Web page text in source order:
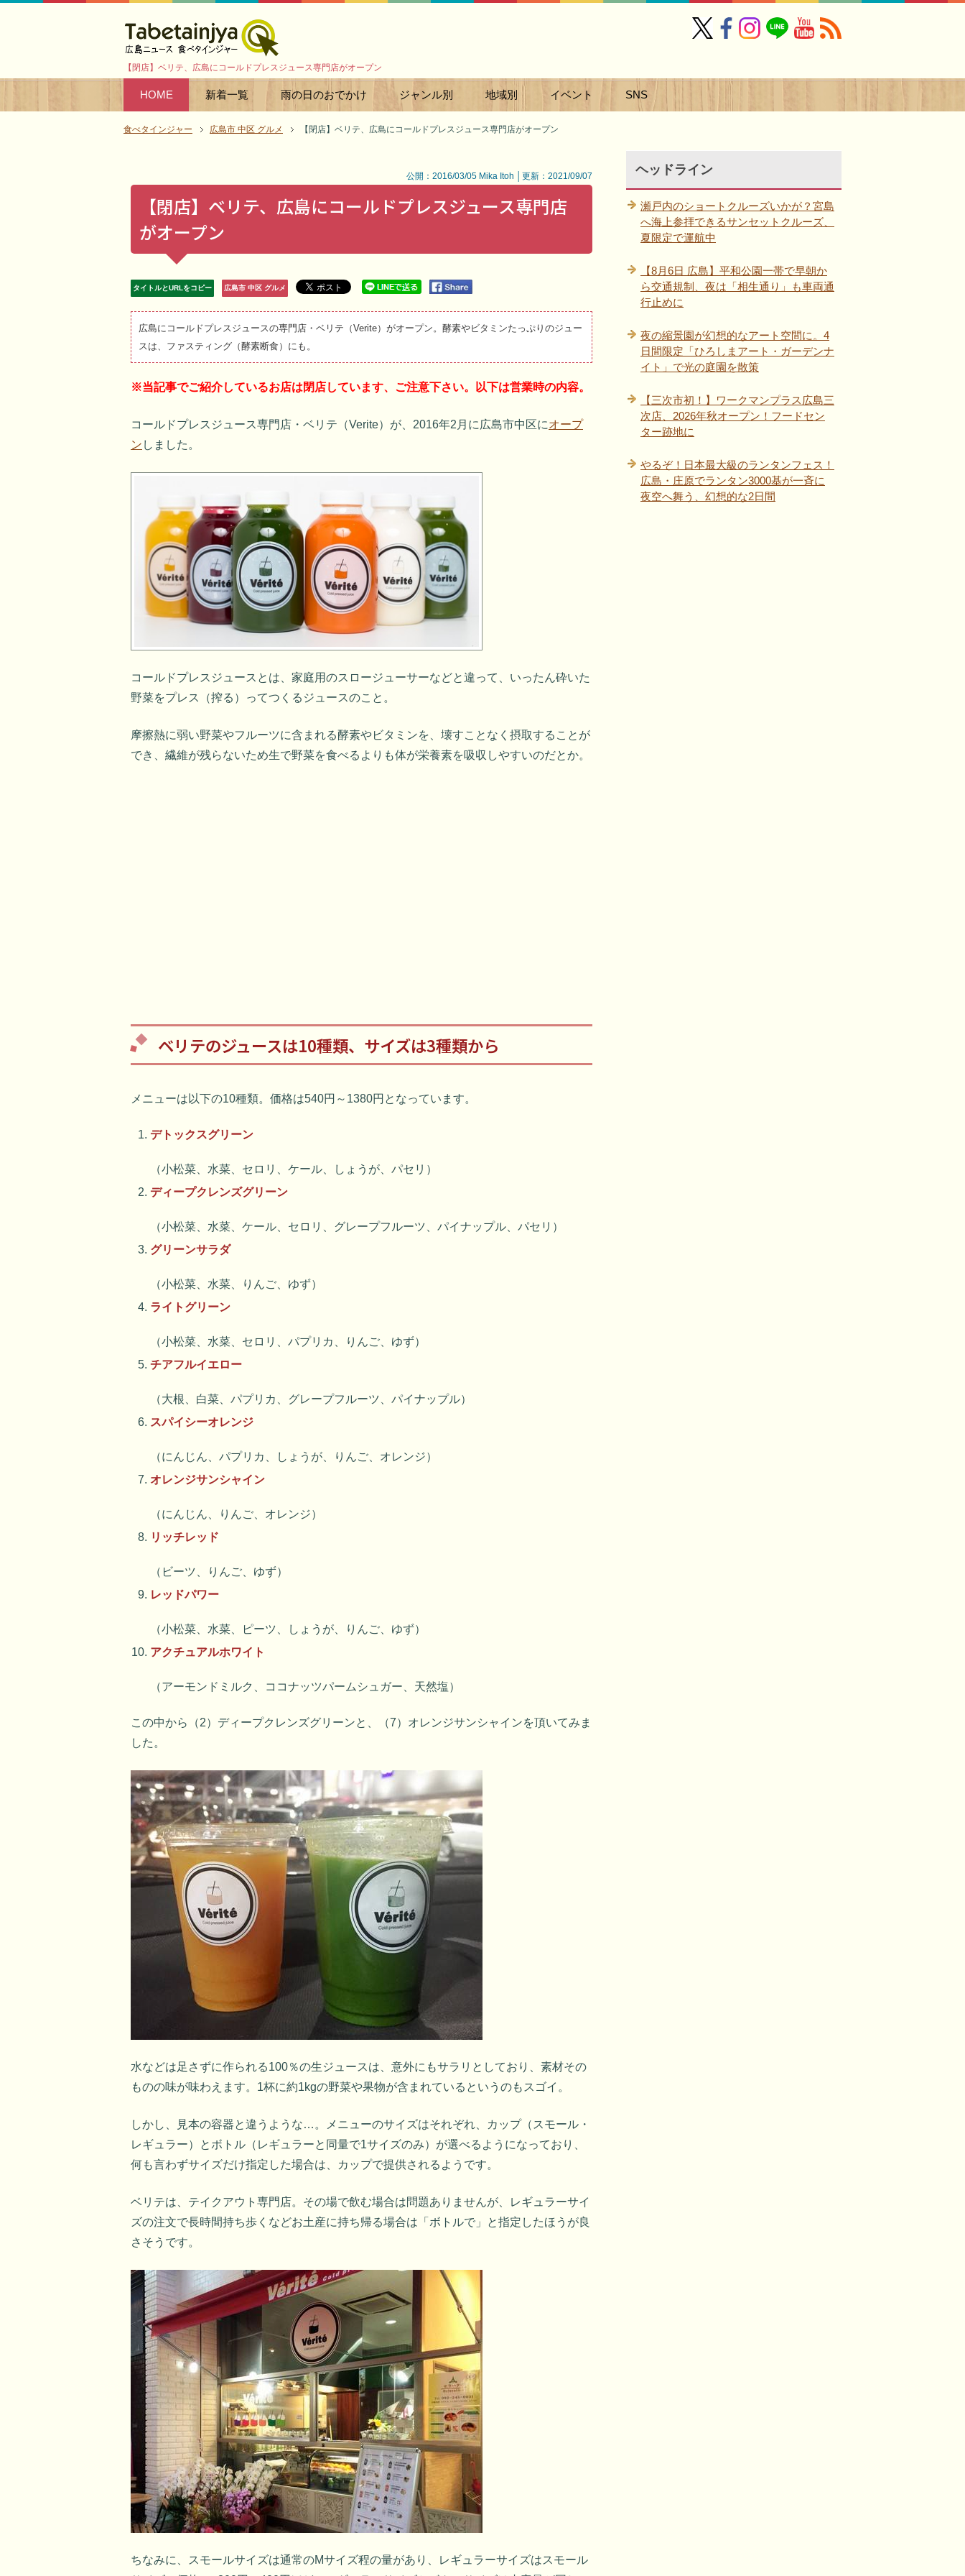
【閉店】ベリテ、広島にコールドプレスジュース専門店がオープン
HOME 新着一覧 雨の日のおでかけ ジャンル別 地域別 イベント SNS
食べタインジャー 広島市 中区 グルメ 【閉店】ベリテ、広島にコールドプレスジュース専門店がオープン
公開：2016/03/05 Mika Itoh │更新：2021/09/07
【閉店】ベリテ、広島にコールドプレスジュース専門店
がオープン
タイトルとURLをコピー 広島市 中区 グルメ
広島にコールドプレスジュースの専門店・ベリテ（Verite）がオープン。酵素やビタミンたっぷりのジュー
スは、ファスティング（酵素断食）にも。
※当記事でご紹介しているお店は閉店しています、ご注意下さい。以下は営業時の内容。
コールドプレスジュース専門店・ベリテ（Verite）が、2016年2月に広島市中区にオープ
ン しました。
コールドプレスジュースとは、家庭用のスロージューサーなどと違って、いったん砕いた
野菜をプレス（搾る）ってつくるジュースのこと。
摩擦熱に弱い野菜やフルーツに含まれる酵素やビタミンを、壊すことなく摂取することが
でき、繊維が残らないため生で野菜を食べるよりも体が栄養素を吸収しやすいのだとか。
ベリテのジュースは10種類、サイズは3種類から
メニューは以下の10種類。価格は540円～1380円となっています。
デトックスグリーン
（小松菜、水菜、セロリ、ケール、しょうが、パセリ）
ディープクレンズグリーン
（小松菜、水菜、ケール、セロリ、グレープフルーツ、パイナップル、パセリ）
グリーンサラダ
（小松菜、水菜、りんご、ゆず）
ライトグリーン
（小松菜、水菜、セロリ、パプリカ、りんご、ゆず）
チアフルイエロー
（大根、白菜、パプリカ、グレープフルーツ、パイナップル）
スパイシーオレンジ
（にんじん、パプリカ、しょうが、りんご、オレンジ）
オレンジサンシャイン
（にんじん、りんご、オレンジ）
リッチレッド
（ビーツ、りんご、ゆず）
レッドパワー
（小松菜、水菜、ピーツ、しょうが、りんご、ゆず）
アクチュアルホワイト
（アーモンドミルク、ココナッツパームシュガー、天然塩）
この中から（2）ディープクレンズグリーンと、（7）オレンジサンシャインを頂いてみま
した。
水などは足さずに作られる100％の生ジュースは、意外にもサラリとしており、素材その
ものの味が味わえます。1杯に約1kgの野菜や果物が含まれているというのもスゴイ。
しかし、見本の容器と違うような…。メニューのサイズはそれぞれ、カップ（スモール・
レギュラー）とボトル（レギュラーと同量で1サイズのみ）が選べるようになっており、
何も言わずサイズだけ指定した場合は、カップで提供されるようです。
ベリテは、テイクアウト専門店。その場で飲む場合は問題ありませんが、レギュラーサイ
ズの注文で長時間持ち歩くなどお土産に持ち帰る場合は「ボトルで」と指定したほうが良
さそうです。
ちなみに、スモールサイズは通常のMサイズ程の量があり、レギュラーサイズはスモール
ヘッドライン
瀬戸内のショートクルーズいかが？宮島
へ海上参拝できるサンセットクルーズ、
夏限定で運航中
【8月6日 広島】平和公園一帯で早朝か
ら交通規制、夜は「相生通り」も車両通
行止めに
夜の縮景園が幻想的なアート空間に。4
日間限定「ひろしまアート・ガーデンナ
イト」で光の庭園を散策
【三次市初！】ワークマンプラス広島三
次店、2026年秋オープン！フードセン
ター跡地に
やるぞ！日本最大級のランタンフェス！
広島・庄原でランタン3000基が一斉に
夜空へ舞う、幻想的な2日間